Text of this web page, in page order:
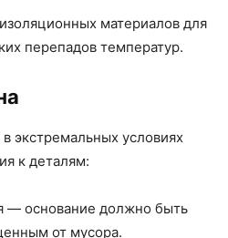
материалов для
перепадов температур.
экстремальных условиях
к деталям:
— основание должно быть
от мусора.